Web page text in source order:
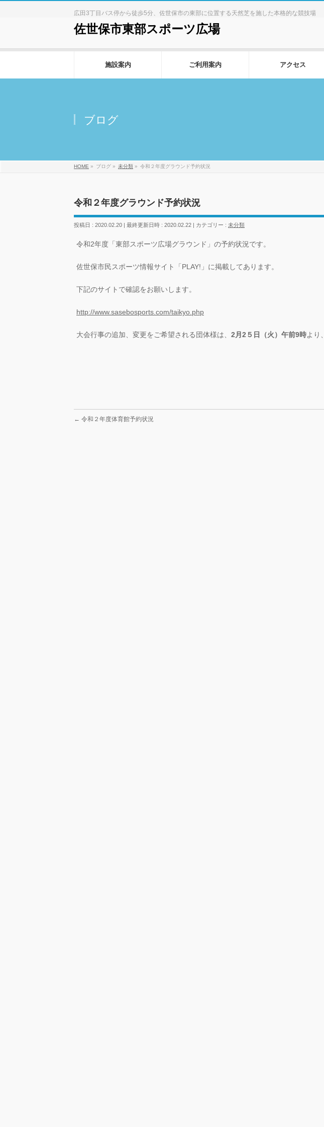
広田3丁目バス停から徒歩5分、佐世保市の東部に位置する天然芝を施した本格的な競技場
佐世保市東部スポーツ広場
施設案内 ご利用案内 アクセス
ブログ
HOME » ブログ » 未分類 » 令和２年度グラウンド予約状況
令和２年度グラウンド予約状況
投稿日 : 2020.02.20 最終更新日時 : 2020.02.22 カテゴリー : 未分類
令和2年度「東部スポーツ広場グラウンド」の予約状況です。
佐世保市民スポーツ情報サイト「PLAY!」に掲載してあります。
下記のサイトで確認をお願いします。
http://www.sasebosports.com/taikyo.php
大会行事の追加、変更をご希望される団体様は、 2月2５日（火）午前9時より、
← 令和２年度体育館予約状況